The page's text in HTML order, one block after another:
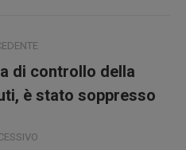
Post
precedente:
di controllo della
è stato soppresso